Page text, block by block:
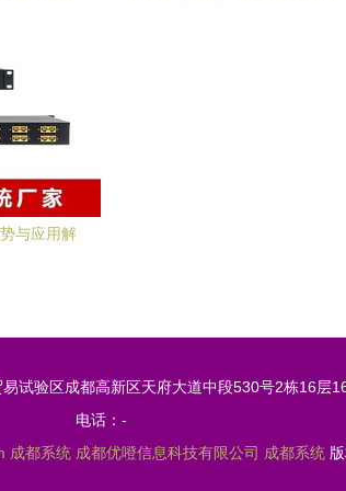
与应用解
试验区成都高新区天府大道中段530号2栋16层
电话：-
成都系统 成都优噔信息科技有限公司 成都系统版